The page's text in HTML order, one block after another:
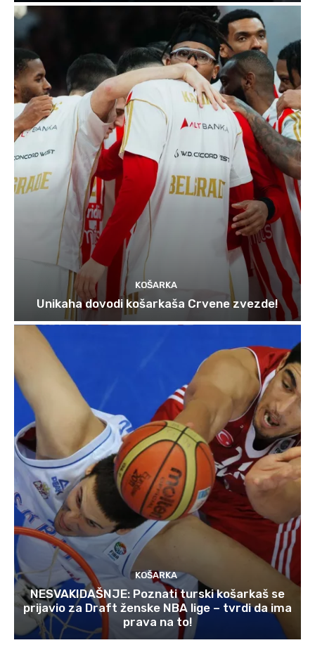
KOŠARKA
Unikaha dovodi košarkaša Crvene zvezde!
KOŠARKA
NESVAKIDAŠNJE: Poznati turski košarkaš se
prijavio za Draft ženske NBA lige – tvrdi da ima
prava na to!